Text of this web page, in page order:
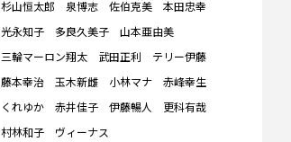
杉山恒太郎 泉博志 佐伯克美
本田忠幸
光永知子
多良久美子
山本亜由美
三輪マーロン翔太
武田正利
テリー伊藤
藤本幸治
玉木新雌 小林マナ
赤峰幸生
くれゆか
赤井佳子 伊藤暢人
更科有哉
村林和子
ヴィーナス